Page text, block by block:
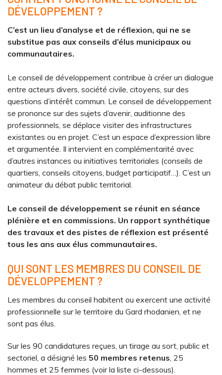
DÉVELOPPEMENT ?
C’est un lieu d’analyse et de réflexion, qui ne se
substitue pas aux conseils d’élus municipaux ou
communautaires.
Le conseil de développement contribue à créer un dialogue
entre acteurs divers, société civile, citoyens, sur des
questions d’intérêt commun. Le conseil de développement
se prononce sur des sujets d’avenir, auditionne des
professionnels, se déplace visiter des infrastructures
existantes ou en projet. C’est un espace d’expression libre
et argumentée. Il intervient en complémentarité avec
d’autres instances ou initiatives territoriales (conseils de
quartiers, conseils citoyens, budget participatif…). C’est un
animateur du débat public territorial.
Le conseil de développement se réunit en séance
plénière et en commissions. Un rapport synthétique
des travaux et des pistes de réflexion est présenté
tous les ans aux élus communautaires.
QUI SONT LES MEMBRES DU CONSEIL DE
DÉVELOPPEMENT ?
Les membres du conseil habitent ou exercent une activité
professionnelle sur le territoire du Gard rhodanien, et ne
sont pas élus.
Sur les 90 candidatures reçues, un tirage au sort, public et
sectoriel, a désigné les 50 membres retenus , 25
hommes et 25 femmes (voir la liste ci-dessous).